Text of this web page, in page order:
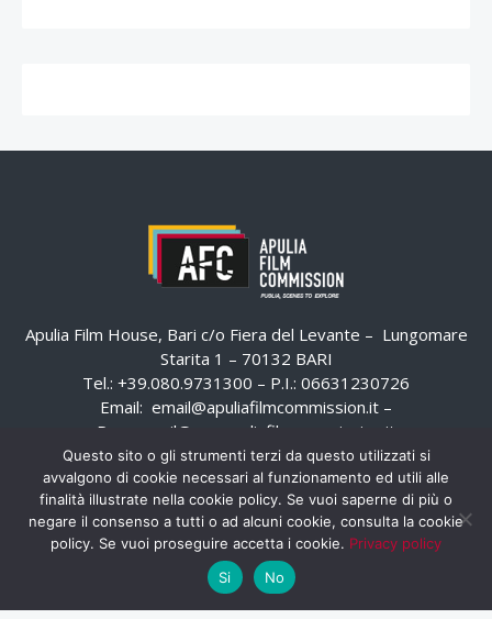
Apulia Film House, Bari c/o Fiera del Levante – Lungomare
Starita 1 – 70132 BARI
Tel.: +39.080.9731300 – P.I.: 06631230726
Email: email@apuliafilmcommission.it –
Pec:
email@pec.apuliafilmcommission.it
Questo sito o gli strumenti terzi da questo utilizzati si
avvalgono di cookie necessari al funzionamento ed utili alle
finalità illustrate nella cookie policy. Se vuoi saperne di più o
negare il consenso a tutti o ad alcuni cookie, consulta la cookie
policy. Se vuoi proseguire accetta i cookie. Privacy policy
Si
No